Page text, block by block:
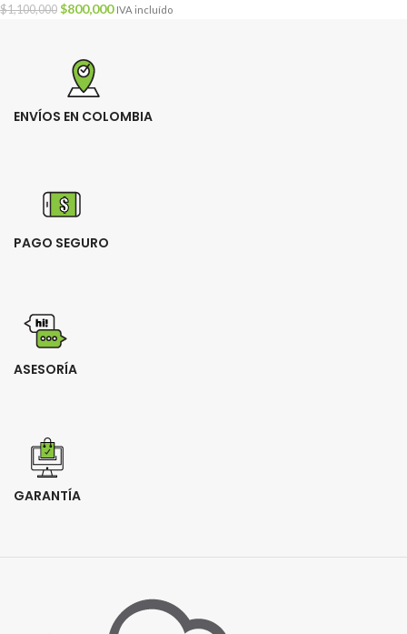
$1,100,000 $800,000 IVA incluído
ENVÍOS EN COLOMBIA
PAGO SEGURO
ASESORÍA
GARANTÍA